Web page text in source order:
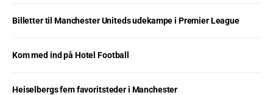
Billetter til Manchester Uniteds udekampe i Premier League
Kom med ind på Hotel Football
Heiselbergs fem favoritsteder i Manchester